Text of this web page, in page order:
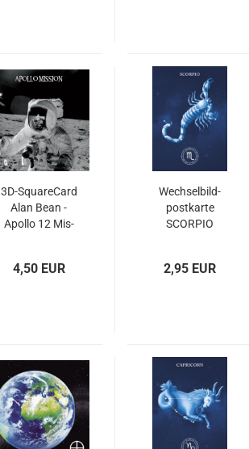
3D-​Squa­re­Card
Alan Bean -
Apol­lo 12 Mis­
4,50 EUR
Wech­sel­bild­
post­kar­te
SCOR­PIO
2,95 EUR